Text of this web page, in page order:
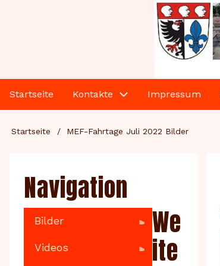
Main
navigation
Startseite Kontakte Impressum
Pfadnavigation
Startseite MEF-Fahrtage Juli 2022 Bilder
Navigation
Bilder
Videos
We
ite